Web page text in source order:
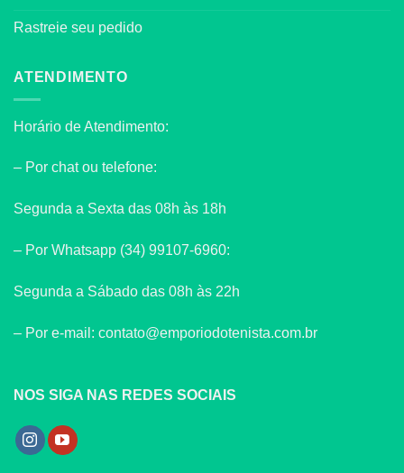
Rastreie seu pedido
ATENDIMENTO
Horário de Atendimento:
– Por chat ou telefone:
Segunda a Sexta das 08h às 18h
– Por Whatsapp (34) 99107-6960:
Segunda a Sábado das 08h às 22h
– Por e-mail: contato@emporiodotenista.com.br
NOS SIGA NAS REDES SOCIAIS